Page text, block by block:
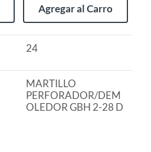
Agregar al Carro
24
MARTILLO
PERFORADOR/DEM
OLEDOR GBH 2-28 D